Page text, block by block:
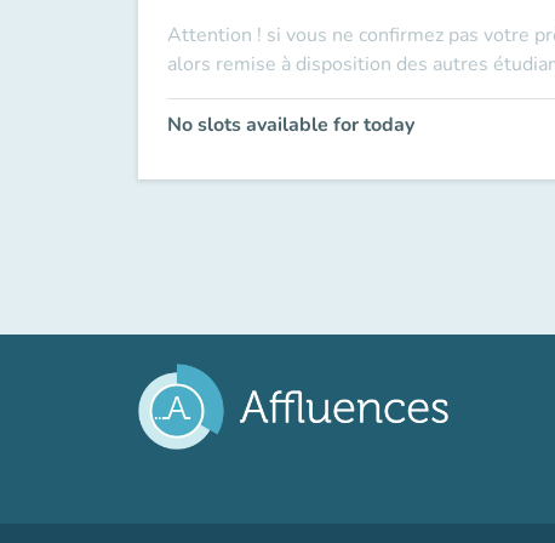
Attention ! si vous ne confirmez pas votre
alors remise à disposition des autres
No slots available for today